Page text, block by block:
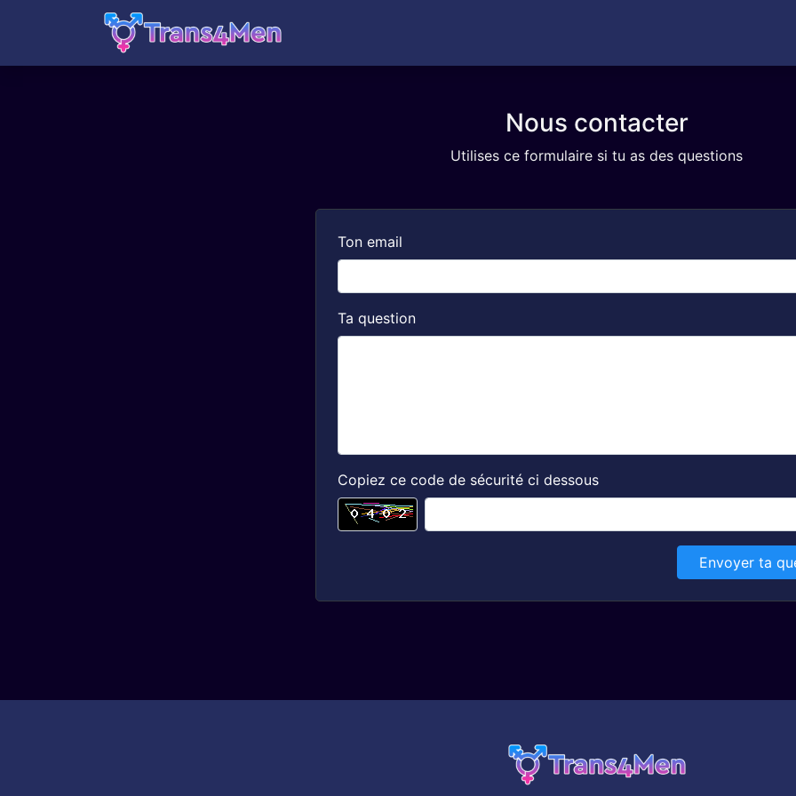
Nous contacter
Utilises ce formulaire si tu as des questions
Ton email
Ta question
Copiez ce code de sécurité ci dessous
Envoyer ta